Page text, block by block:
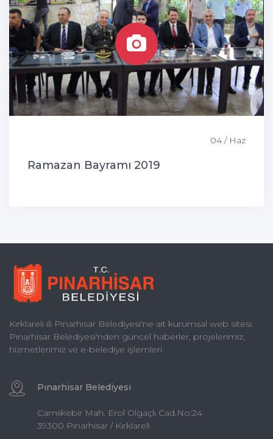
04 / Haz
Ramazan Bayramı 2019
Kırklareli ili Pınarhisar Belediyesi'ne ait kurumsal web sitesi.
Pınarhisar Belediyesi'nden güncel haberler, projelerimiz,
hizmetlerimiz ve e-belediye işlemleri
Pınarhisar Belediyesi
Camiikebir Mah. Erol Olgaçlı Cad.No:24
39300 Pınarhisar / Kırklareli